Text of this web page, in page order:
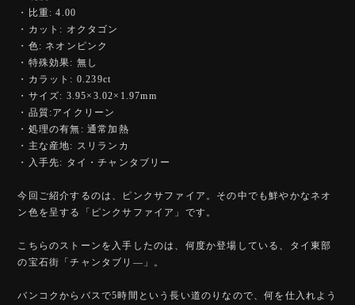
・比重: 4.00
・カット: オクタゴン
・色: ネオンピンク
・特殊効果: 無し
・カラット: 0.239ct
・サイズ: 3.95×3.02×1.97mm
・品質:アイクリーン
・処理の有無: 通常加熱
・主な産地: スリランカ
・入手先: タイ・チャンタブリー
今回ご紹介するのは、ピンクサファイア。その中でも鮮やかなネオ
ン色を呈する「ピンクサファイア」です。
こちらのストーンを入手したのは、何度か登場している、タイ東部
の宝石街「チャンタブリ―」。
バンコクからバスで5時間という長い道のりなので、何を仕入れよう